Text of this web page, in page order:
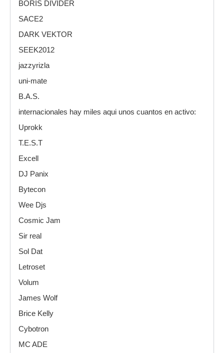
BORIS DIVIDER
SACE2
DARK VEKTOR
SEEK2012
jazzyrizla
uni-mate
B.A.S.
internacionales hay miles aqui unos cuantos en activo:
Uprokk
T.E.S.T
Excell
DJ Panix
Bytecon
Wee Djs
Cosmic Jam
Sir real
Sol Dat
Letroset
Volum
James Wolf
Brice Kelly
Cybotron
MC ADE